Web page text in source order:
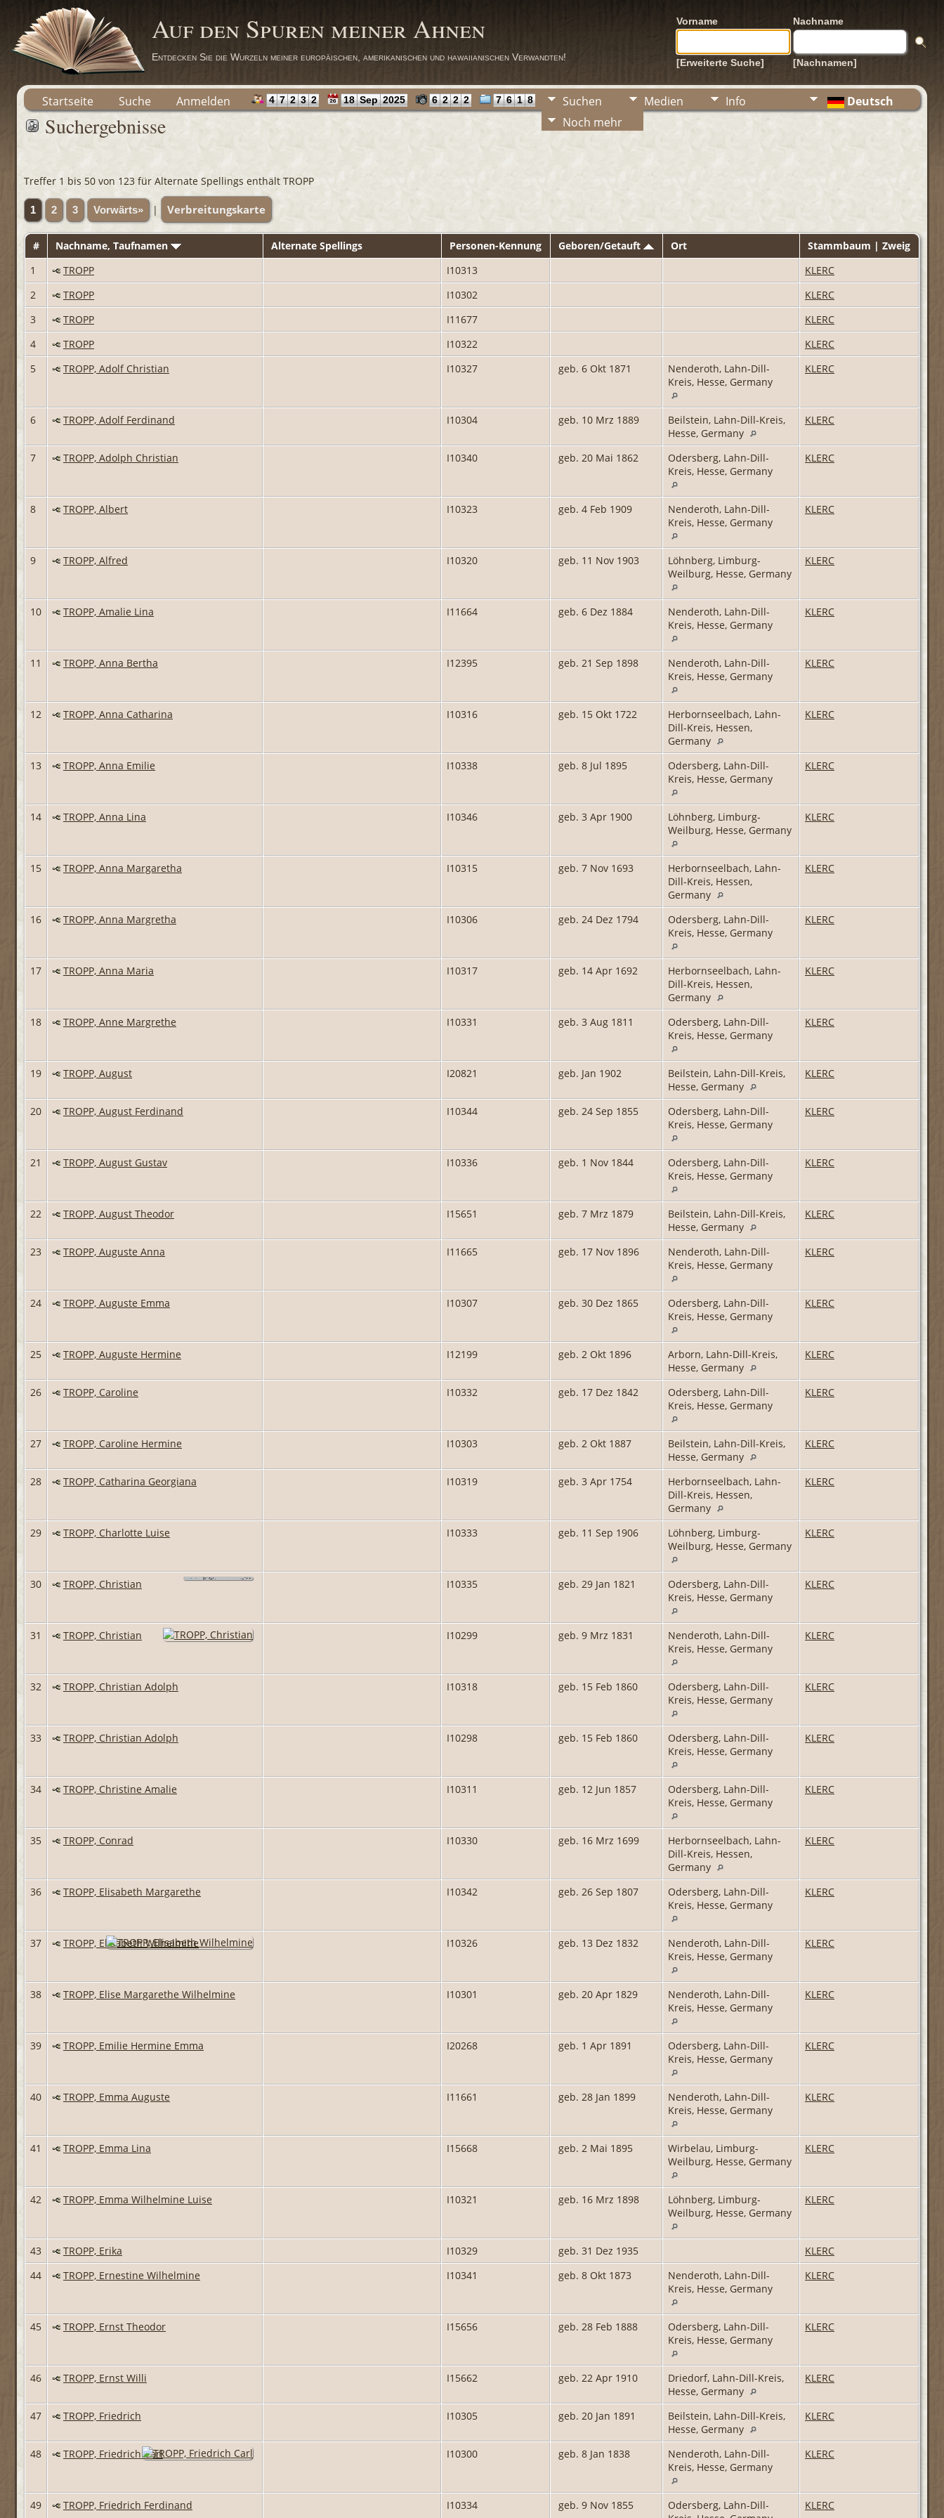
Auf den Spuren meiner Ahnen
Entdecken Sie die Wurzeln meiner europäischen, amerikanischen und hawaiianischen Verwandten!
Vorname Nachname
[Erweiterte Suche] [Nachnamen]
Startseite Suche Anmelden 4 7 2 3 2 18 Sep 2025 6 2 2 2 7 6 1 8 Suchen Medien
Info
Noch mehr
Deutsch
Suchergebnisse
Treffer 1 bis 50 von 123 für Alternate Spellings enthält TROPP
1 2 3 Vorwärts» | Verbreitungskarte
# Nachname, Taufnamen Alternate Spellings Personen-Kennung Geboren/Getauft Ort
Stammbaum | Zweig
1
TROPP I10313
KLERC
2
TROPP I10302
KLERC
3
TROPP I11677
KLERC
4
TROPP I10322
KLERC
5
TROPP, Adolf Christian I10327 geb. 6 Okt 1871
Nenderoth, Lahn-Dill-
Kreis, Hesse, Germany
KLERC
6 TROPP, Adolf Ferdinand I10304 geb. 10 Mrz 1889
Beilstein, Lahn-Dill-Kreis,
Hesse, Germany
KLERC
7 TROPP, Adolph Christian I10340 geb. 20 Mai 1862
Odersberg, Lahn-Dill-
Kreis, Hesse, Germany
KLERC
8 TROPP, Albert I10323 geb. 4 Feb 1909
Nenderoth, Lahn-Dill-
Kreis, Hesse, Germany
KLERC
9 TROPP, Alfred I10320 geb. 11 Nov 1903
Löhnberg, Limburg-
Weilburg, Hesse, Germany
KLERC
10 TROPP, Amalie Lina I11664 geb. 6 Dez 1884
Nenderoth, Lahn-Dill-
Kreis, Hesse, Germany
KLERC
11 TROPP, Anna Bertha I12395 geb. 21 Sep 1898
Nenderoth, Lahn-Dill-
Kreis, Hesse, Germany
KLERC
12 TROPP, Anna Catharina I10316 geb. 15 Okt 1722
Herbornseelbach, Lahn-
Dill-Kreis, Hessen,
Germany
KLERC
13 TROPP, Anna Emilie I10338 geb. 8 Jul 1895
Odersberg, Lahn-Dill-
Kreis, Hesse, Germany
KLERC
14 TROPP, Anna Lina I10346 geb. 3 Apr 1900
Löhnberg, Limburg-
Weilburg, Hesse, Germany
KLERC
15 TROPP, Anna Margaretha I10315 geb. 7 Nov 1693
Herbornseelbach, Lahn-
Dill-Kreis, Hessen,
Germany
KLERC
16 TROPP, Anna Margretha I10306 geb. 24 Dez 1794
Odersberg, Lahn-Dill-
Kreis, Hesse, Germany
KLERC
17 TROPP, Anna Maria I10317 geb. 14 Apr 1692
Herbornseelbach, Lahn-
Dill-Kreis, Hessen,
Germany
KLERC
18 TROPP, Anne Margrethe I10331 geb. 3 Aug 1811
Odersberg, Lahn-Dill-
Kreis, Hesse, Germany
KLERC
19 TROPP, August I20821 geb. Jan 1902
Beilstein, Lahn-Dill-Kreis,
Hesse, Germany
KLERC
20 TROPP, August Ferdinand I10344 geb. 24 Sep 1855
Odersberg, Lahn-Dill-
Kreis, Hesse, Germany
KLERC
21 TROPP, August Gustav I10336 geb. 1 Nov 1844
Odersberg, Lahn-Dill-
Kreis, Hesse, Germany
KLERC
22 TROPP, August Theodor I15651 geb. 7 Mrz 1879
Beilstein, Lahn-Dill-Kreis,
Hesse, Germany
KLERC
23 TROPP, Auguste Anna I11665 geb. 17 Nov 1896
Nenderoth, Lahn-Dill-
Kreis, Hesse, Germany
KLERC
24 TROPP, Auguste Emma I10307 geb. 30 Dez 1865
Odersberg, Lahn-Dill-
Kreis, Hesse, Germany
KLERC
25 TROPP, Auguste Hermine I12199 geb. 2 Okt 1896
Arborn, Lahn-Dill-Kreis,
Hesse, Germany
KLERC
26 TROPP, Caroline I10332 geb. 17 Dez 1842
Odersberg, Lahn-Dill-
Kreis, Hesse, Germany
KLERC
27 TROPP, Caroline Hermine I10303 geb. 2 Okt 1887
Beilstein, Lahn-Dill-Kreis,
Hesse, Germany
KLERC
28 TROPP, Catharina Georgiana I10319 geb. 3 Apr 1754
Herbornseelbach, Lahn-
Dill-Kreis, Hessen,
Germany
KLERC
29 TROPP, Charlotte Luise I10333 geb. 11 Sep 1906
Löhnberg, Limburg-
Weilburg, Hesse, Germany
KLERC
30 TROPP, Christian I10335 geb. 29 Jan 1821
Odersberg, Lahn-Dill-
Kreis, Hesse, Germany
KLERC
31 TROPP, Christian I10299 geb. 9 Mrz 1831
Nenderoth, Lahn-Dill-
Kreis, Hesse, Germany
KLERC
32 TROPP, Christian Adolph I10318 geb. 15 Feb 1860
Odersberg, Lahn-Dill-
Kreis, Hesse, Germany
KLERC
33 TROPP, Christian Adolph I10298 geb. 15 Feb 1860
Odersberg, Lahn-Dill-
Kreis, Hesse, Germany
KLERC
34 TROPP, Christine Amalie I10311 geb. 12 Jun 1857
Odersberg, Lahn-Dill-
Kreis, Hesse, Germany
KLERC
35 TROPP, Conrad I10330 geb. 16 Mrz 1699
Herbornseelbach, Lahn-
Dill-Kreis, Hessen,
Germany
KLERC
36 TROPP, Elisabeth Margarethe I10342 geb. 26 Sep 1807
Odersberg, Lahn-Dill-
Kreis, Hesse, Germany
KLERC
37 TROPP, Elisabeth Wilhelmine I10326 geb. 13 Dez 1832
Nenderoth, Lahn-Dill-
Kreis, Hesse, Germany
KLERC
38 TROPP, Elise Margarethe Wilhelmine I10301 geb. 20 Apr 1829
Nenderoth, Lahn-Dill-
Kreis, Hesse, Germany
KLERC
39 TROPP, Emilie Hermine Emma I20268 geb. 1 Apr 1891
Odersberg, Lahn-Dill-
Kreis, Hesse, Germany
KLERC
40 TROPP, Emma Auguste I11661 geb. 28 Jan 1899
Nenderoth, Lahn-Dill-
Kreis, Hesse, Germany
KLERC
41 TROPP, Emma Lina I15668 geb. 2 Mai 1895
Wirbelau, Limburg-
Weilburg, Hesse, Germany
KLERC
42 TROPP, Emma Wilhelmine Luise I10321 geb. 16 Mrz 1898
Löhnberg, Limburg-
Weilburg, Hesse, Germany
KLERC
43 TROPP, Erika I10329 geb. 31 Dez 1935
KLERC
44
TROPP, Ernestine Wilhelmine I10341 geb. 8 Okt 1873
Nenderoth, Lahn-Dill-
Kreis, Hesse, Germany
KLERC
45 TROPP, Ernst Theodor I15656 geb. 28 Feb 1888
Odersberg, Lahn-Dill-
Kreis, Hesse, Germany
KLERC
46 TROPP, Ernst Willi I15662 geb. 22 Apr 1910
Driedorf, Lahn-Dill-Kreis,
Hesse, Germany
KLERC
47 TROPP, Friedrich I10305 geb. 20 Jan 1891
Beilstein, Lahn-Dill-Kreis,
Hesse, Germany
KLERC
48 TROPP, Friedrich Carl I10300 geb. 8 Jan 1838
Nenderoth, Lahn-Dill-
Kreis, Hesse, Germany
KLERC
49 TROPP, Friedrich Ferdinand I10334 geb. 9 Nov 1855
Odersberg, Lahn-Dill-
KLERC